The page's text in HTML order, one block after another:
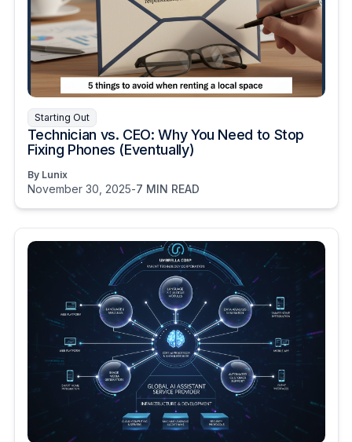
Starting Out
Technician vs. CEO: Why You Need to Stop
Fixing Phones (Eventually)
By Lunix
November 30, 2025-7 MIN READ